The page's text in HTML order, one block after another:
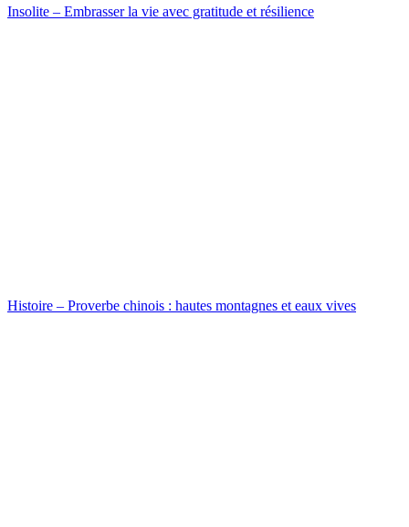
Insolite – Embrasser la vie avec gratitude et résilience
Histoire – Proverbe chinois : hautes montagnes et eaux vives